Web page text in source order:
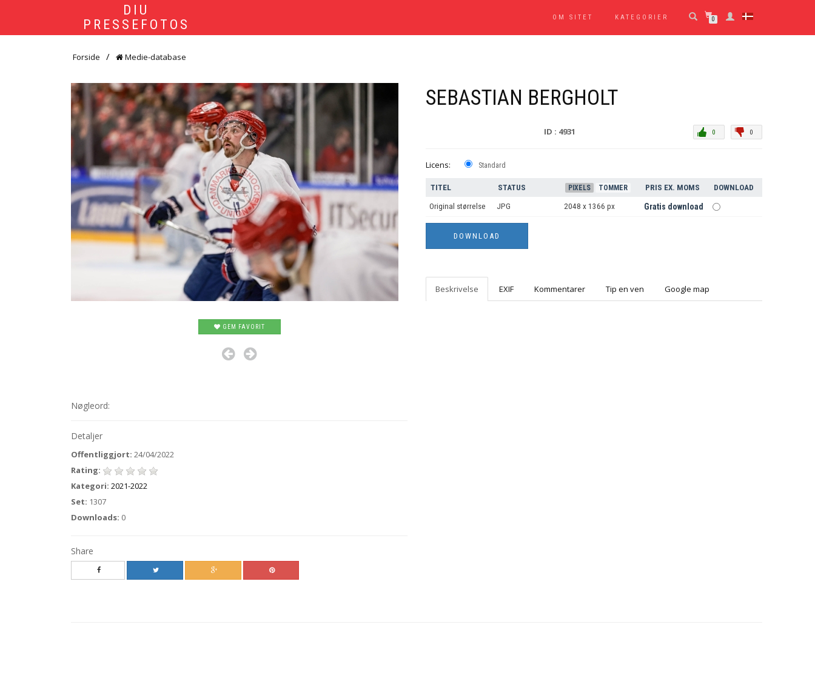
DIU
PRESSEFOTOS
OM SITET KATEGORIER 0
Forside Medie-database
GEM FAVORIT
Nøgleord:
Detaljer
Offentliggjort: 24/04/2022
Rating:
Kategori: 2021-2022
Set: 1307
Downloads: 0
Share
SEBASTIAN BERGHOLT
ID : 4931 0
0
Licens: Standard
TITEL STATUS PIXELS TOMMER PRIS EX. MOMS DOWNLOAD
Original størrelse JPG 2048 x 1366 px Gratis download
Beskrivelse EXIF Kommentarer Tip en ven Google map